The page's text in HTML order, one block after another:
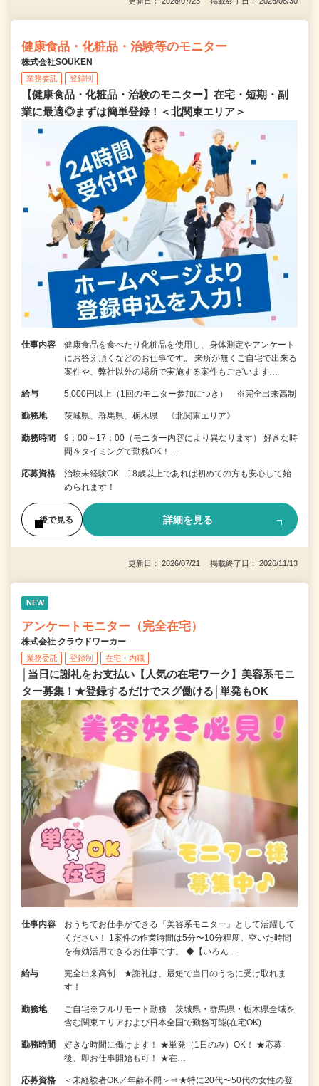
健康食品・化粧品・治験等のモニター
株式会社SOUKEN
業務委託 登録制
【健康食品・化粧品・治験のモニター】在宅・短期・副
業に最適◎まずは簡単登録！＜北関東エリア＞
仕事内容
健康食品を食べたり化粧品を使用し、身体測定やアンケート
にお答え頂くなどのお仕事です。 来所が無くご自宅で出来る
案件や、弊社以外の場所で実施する案件もございます…
給与 5,000円以上（1回のモニター参加につき） ※完全出来高制
勤務地 茨城県、群馬県、栃木県 《北関東エリア》
勤務時間
9：00～17：00（モニター内容により異なります） 好きな時
間＆タイミングで勤務OK！…
応募資格
治験未経験OK 18歳以上であれば初めての方も安心して始
められます！
後で見る 詳細を見る
更新日： 2026/07/21 掲載終了日： 2026/11/13
NEW
アンケートモニター（完全在宅）
株式会社 クラウドワーカー
業務委託 登録制 在宅・内職
│当日に謝礼をお支払い【人気の在宅ワーク】美容系モニ
ター募集！★登録するだけでスグ働ける│単発もOK
仕事内容
おうちでお仕事ができる『美容系モニター』として活躍して
ください！ 1案件の作業時間は5分〜10分程度。空いた時間
を有効活用できるお仕事です。 ◆【いろん…
給与
完全出来高制 ★謝礼は、最短で当日のうちに受け取れま
す！
勤務地
ご自宅※フルリモート勤務 茨城県・群馬県・栃木県全域を
含む関東エリアおよび日本全国で勤務可能(在宅OK)
勤務時間
好きな時間に働けます！ ★単発（1日のみ）OK！ ★応募
後、即お仕事開始も可！ ★在…
応募資格
＜未経験者OK／年齢不問＞⇒★特に20代〜50代の女性の登